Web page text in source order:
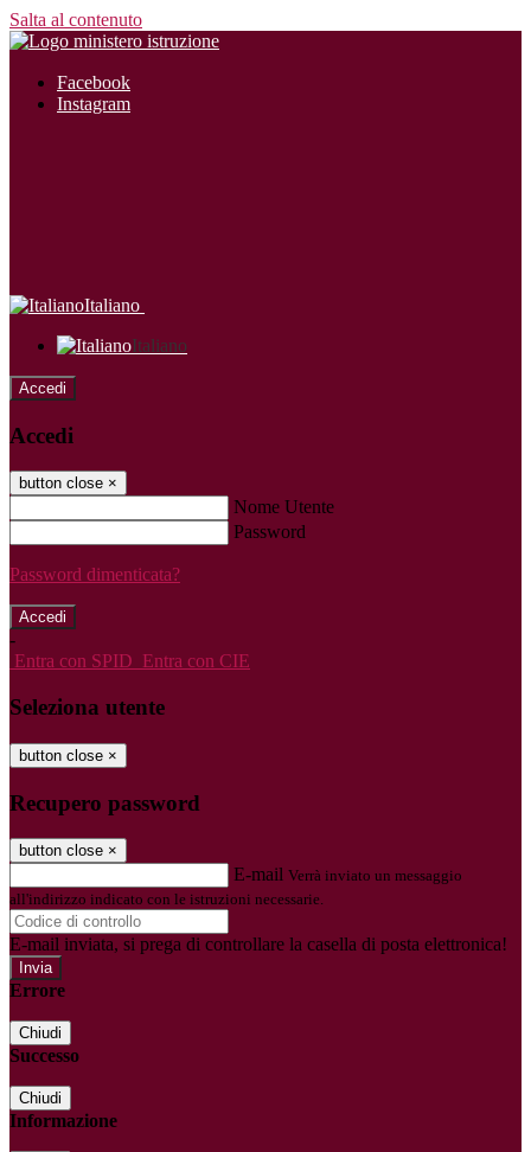
Salta al contenuto
Facebook
Instagram
Italiano
Italiano
Accedi
Accedi
button close ×
Nome Utente
Password
Password dimenticata?
-
Entra con SPID Entra con CIE
Seleziona utente
button close ×
Recupero password
button close ×
E-mail Verrà inviato un messaggio
all'indirizzo indicato con le istruzioni necessarie.
E-mail inviata, si prega di controllare la casella di posta elettronica!
Errore
Chiudi
Successo
Chiudi
Informazione